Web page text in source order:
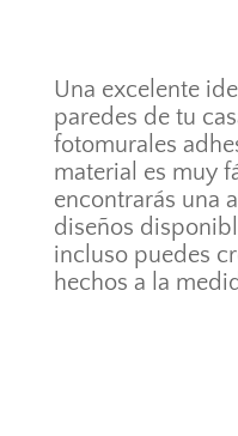
Una excelente
paredes de tu
fotomurales
material es muy
encontrarás una
diseños
incluso puedes
hechos a la